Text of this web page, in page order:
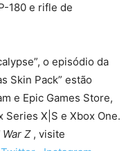
180 e rifle de
o episódio da
Skin Pack” estão
e Epic Games Store,
Series X|S e Xbox One.
Z, visite